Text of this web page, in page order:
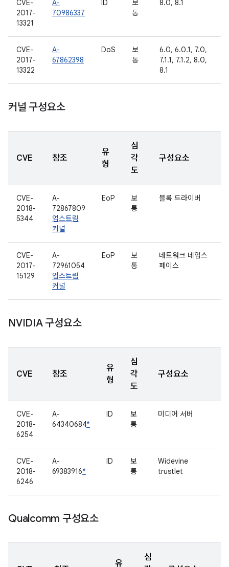
CVE-
2017-
13321
A-
70986337
ID
보
통
8.0, 8.1
CVE-
2017-
13322
A-
67862398
DoS
보
통
6.0, 6.0.1, 7.0,
7.1.1, 7.1.2, 8.0,
8.1
커널 구성요소
CVE 참조
유
형
심
각
도
구성요소
CVE-
2018-
5344
A-
72867809
업스트림
커널
EoP
보
통
블록 드라이버
CVE-
2017-
15129
A-
72961054
업스트림
커널
EoP
보
통
네트워크 네임스
페이스
NVIDIA 구성요소
CVE 참조
유
형
심
각
도
구성요소
CVE-
2018-
6254
A-
64340684*
ID
보
통
미디어 서버
CVE-
2018-
6246
A-
69383916*
ID
보
통
Widevine
trustlet
Qualcomm 구성요소
유
심